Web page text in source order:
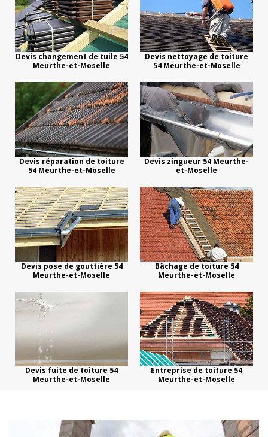
Devis changement de tuile 54
Meurthe-et-Moselle
Devis nettoyage de toiture
54 Meurthe-et-Moselle
Devis réparation de toiture
54 Meurthe-et-Moselle
Devis zingueur 54 Meurthe-
et-Moselle
Devis pose de gouttière 54
Meurthe-et-Moselle
Bâchage de toiture 54
Meurthe-et-Moselle
Devis fuite de toiture 54
Meurthe-et-Moselle
Entreprise de toiture 54
Meurthe-et-Moselle